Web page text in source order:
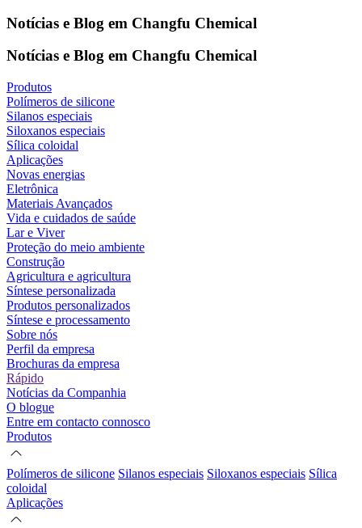
Notícias e Blog em Changfu Chemical
Notícias e Blog em Changfu Chemical
Produtos
Polímeros de silicone
Silanos especiais
Siloxanos especiais
Sílica coloidal
Aplicações
Novas energias
Eletrônica
Materiais Avançados
Vida e cuidados de saúde
Lar e Viver
Proteção do meio ambiente
Construção
Agricultura e agricultura
Síntese personalizada
Produtos personalizados
Síntese e processamento
Sobre nós
Perfil da empresa
Brochuras da empresa
Rápido
Notícias da Companhia
O blogue
Entre em contacto connosco
Produtos
Polímeros de silicone Silanos especiais Siloxanos especiais Sílica
coloidal
Aplicações